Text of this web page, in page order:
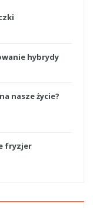
hybrydy
nasze życie?
fryzjer